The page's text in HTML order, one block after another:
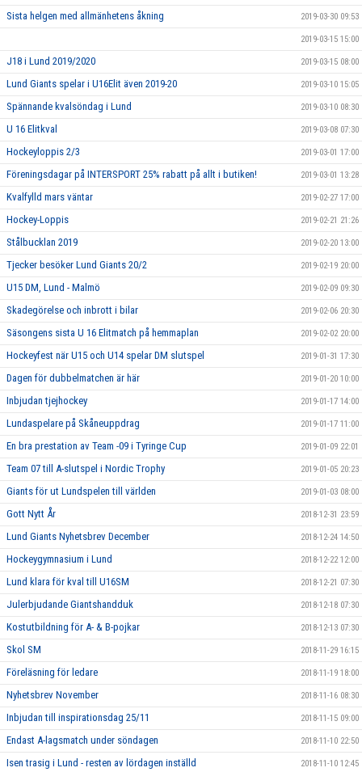
Sista helgen med allmänhetens åkning 2019-03-30 09:53
2019-03-15 15:00
J18 i Lund 2019/2020 2019-03-15 08:00
Lund Giants spelar i U16Elit även 2019-20 2019-03-10 15:05
Spännande kvalsöndag i Lund 2019-03-10 08:30
U 16 Elitkval 2019-03-08 07:30
Hockeyloppis 2/3 2019-03-01 17:00
Föreningsdagar på INTERSPORT 25% rabatt på allt i butiken! 2019-03-01 13:28
Kvalfylld mars väntar 2019-02-27 17:00
Hockey-Loppis 2019-02-21 21:26
Stålbucklan 2019 2019-02-20 13:00
Tjecker besöker Lund Giants 20/2 2019-02-19 20:00
U15 DM, Lund - Malmö 2019-02-09 09:30
Skadegörelse och inbrott i bilar 2019-02-06 20:30
Säsongens sista U 16 Elitmatch på hemmaplan 2019-02-02 20:00
Hockeyfest när U15 och U14 spelar DM slutspel 2019-01-31 17:30
Dagen för dubbelmatchen är här 2019-01-20 10:00
Inbjudan tjejhockey 2019-01-17 14:00
Lundaspelare på Skåneuppdrag 2019-01-17 11:00
En bra prestation av Team -09 i Tyringe Cup 2019-01-09 22:01
Team 07 till A-slutspel i Nordic Trophy 2019-01-05 20:23
Giants för ut Lundspelen till världen 2019-01-03 08:00
Gott Nytt År 2018-12-31 23:59
Lund Giants Nyhetsbrev December 2018-12-24 14:50
Hockeygymnasium i Lund 2018-12-22 12:00
Lund klara för kval till U16SM 2018-12-21 07:30
Julerbjudande Giantshandduk 2018-12-18 07:30
Kostutbildning för A- & B-pojkar 2018-12-13 07:30
Skol SM 2018-11-29 16:15
Föreläsning för ledare 2018-11-19 18:00
Nyhetsbrev November 2018-11-16 08:30
Inbjudan till inspirationsdag 25/11 2018-11-15 09:00
Endast A-lagsmatch under söndagen 2018-11-10 22:50
Isen trasig i Lund - resten av lördagen inställd 2018-11-10 12:45